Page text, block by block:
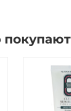
покупают